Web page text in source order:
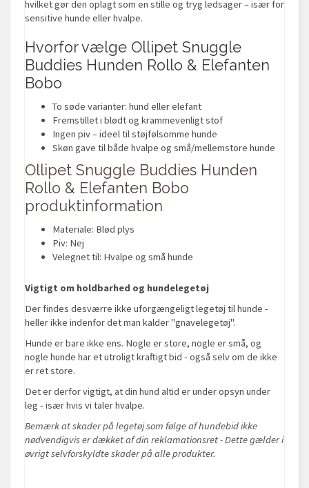
hvilket gør den oplagt som en stille og tryg ledsager – især for
sensitive hunde eller hvalpe.
Hvorfor vælge Ollipet Snuggle
Buddies Hunden Rollo & Elefanten
Bobo
To søde varianter: hund eller elefant
Fremstillet i blødt og krammevenligt stof
Ingen piv – ideel til støjfølsomme hunde
Skøn gave til både hvalpe og små/mellemstore hunde
Ollipet Snuggle Buddies Hunden
Rollo & Elefanten Bobo
produktinformation
Materiale: Blød plys
Piv: Nej
Velegnet til: Hvalpe og små hunde
Vigtigt om holdbarhed og hundelegetøj
Der findes desværre ikke uforgængeligt legetøj til hunde -
heller ikke indenfor det man kalder "gnavelegetøj".
Hunde er bare ikke ens. Nogle er store, nogle er små, og
nogle hunde har et utroligt kraftigt bid - også selv om de ikke
er ret store.
Det er derfor vigtigt, at din hund altid er under opsyn under
leg - især hvis vi taler hvalpe.
Bemærk at skader på legetøj som følge af hundebid ikke
nødvendigvis er dækket af din reklamationsret - Dette gælder i
øvrigt selvforskyldte skader på alle produkter.